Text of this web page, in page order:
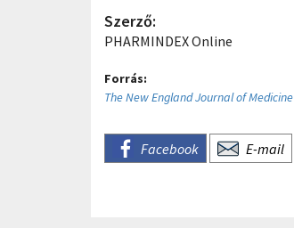
Szerző:
PHARMINDEX Online
Forrás:
The New England Journal of Medicine
Facebook E-mail